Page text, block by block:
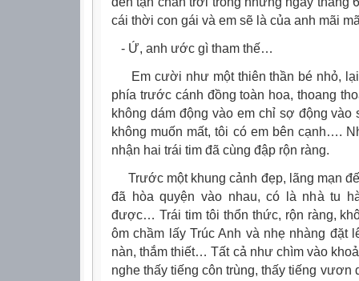
cái thời con gái và em sẽ là của anh mãi
- Ứ, anh ước gì tham thế…
Em cười như một thiên thần bé nhỏ, lại
phía trước cánh đồng toàn hoa, thoang
không dám động vào em chỉ sợ động
không muốn mất, tôi có em bên cạnh….
nhận hai trái tim đã cùng đập rộn ràng.
Trước một khung cảnh đẹp, lãng mạn
đã hòa quyện vào nhau, có là nhà tu
được… Trái tim tôi thổn thức, rộn ràng,
ôm chầm lấy Trúc Anh và nhẹ nhàng đặt
nàn, thắm thiết… Tất cả như chìm vào
nghe thấy tiếng côn trùng, thấy tiếng vươn